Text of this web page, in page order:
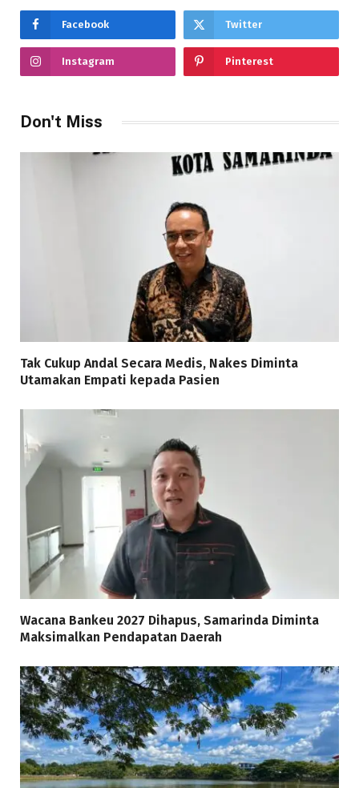
Facebook Twitter
Instagram Pinterest
Don't Miss
Tak Cukup Andal Secara Medis, Nakes Diminta
Utamakan Empati kepada Pasien
Wacana Bankeu 2027 Dihapus, Samarinda Diminta
Maksimalkan Pendapatan Daerah